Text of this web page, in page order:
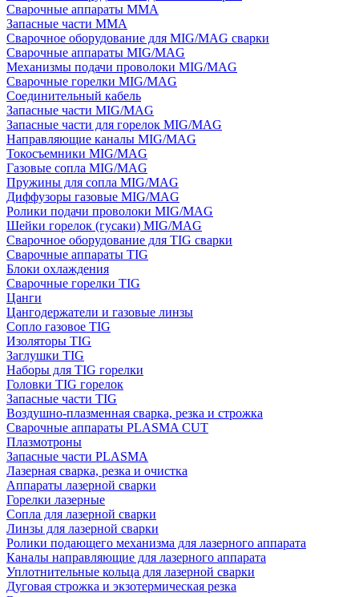
Сварочные аппараты MMA
Запасные части MMA
Сварочное оборудование для MIG/MAG сварки
Сварочные аппараты MIG/MAG
Механизмы подачи проволоки MIG/MAG
Сварочные горелки MIG/MAG
Соединительный кабель
Запасные части MIG/MAG
Запасные части для горелок MIG/MAG
Направляющие каналы MIG/MAG
Токосъемники MIG/MAG
Газовые сопла MIG/MAG
Пружины для сопла MIG/MAG
Диффузоры газовые MIG/MAG
Ролики подачи проволоки MIG/MAG
Шейки горелок (гусаки) MIG/MAG
Сварочное оборудование для TIG сварки
Сварочные аппараты TIG
Блоки охлаждения
Сварочные горелки TIG
Цанги
Цангодержатели и газовые линзы
Сопло газовое TIG
Изоляторы TIG
Заглушки TIG
Наборы для TIG горелки
Головки TIG горелок
Запасные части TIG
Воздушно-плазменная сварка, резка и строжка
Сварочные аппараты PLASMA CUT
Плазмотроны
Запасные части PLASMA
Лазерная сварка, резка и очистка
Аппараты лазерной сварки
Горелки лазерные
Сопла для лазерной сварки
Линзы для лазерной сварки
Ролики подающего механизма для лазерного аппарата
Каналы направляющие для лазерного аппарата
Уплотнительные кольца для лазерной сварки
Дуговая строжка и экзотермическая резка